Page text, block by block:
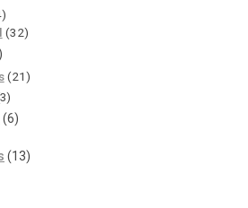
(32)
(21)
(6)
(13)